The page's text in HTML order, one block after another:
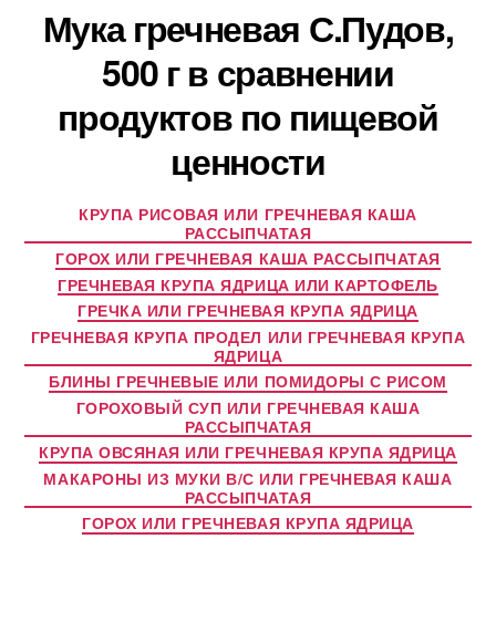
Мука гречневая С.Пудов,
500 г в сравнении
продуктов по пищевой
ценности
КРУПА РИСОВАЯ ИЛИ ГРЕЧНЕВАЯ КАША
РАССЫПЧАТАЯ
ГОРОХ ИЛИ ГРЕЧНЕВАЯ КАША РАССЫПЧАТАЯ
ГРЕЧНЕВАЯ КРУПА ЯДРИЦА ИЛИ КАРТОФЕЛЬ
ГРЕЧКА ИЛИ ГРЕЧНЕВАЯ КРУПА ЯДРИЦА
ГРЕЧНЕВАЯ КРУПА ПРОДЕЛ ИЛИ ГРЕЧНЕВАЯ КРУПА
ЯДРИЦА
БЛИНЫ ГРЕЧНЕВЫЕ ИЛИ ПОМИДОРЫ С РИСОМ
ГОРОХОВЫЙ СУП ИЛИ ГРЕЧНЕВАЯ КАША
РАССЫПЧАТАЯ
КРУПА ОВСЯНАЯ ИЛИ ГРЕЧНЕВАЯ КРУПА ЯДРИЦА
МАКАРОНЫ ИЗ МУКИ В/С ИЛИ ГРЕЧНЕВАЯ КАША
РАССЫПЧАТАЯ
ГОРОХ ИЛИ ГРЕЧНЕВАЯ КРУПА ЯДРИЦА